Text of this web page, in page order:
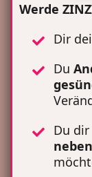
Werde
Dir
Du
Du